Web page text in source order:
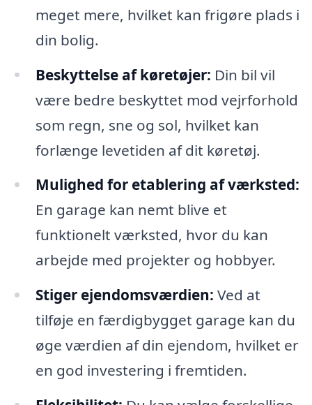
meget mere, hvilket kan frigøre plads i
din bolig.
Beskyttelse af køretøjer: Din bil vil
være bedre beskyttet mod vejrforhold
som regn, sne og sol, hvilket kan
forlænge levetiden af ​​dit køretøj.
Mulighed for etablering af værksted:
En garage kan nemt blive et
funktionelt værksted, hvor du kan
arbejde med projekter og hobbyer.
Stiger ejendomsværdien: Ved at
tilføje en færdigbygget garage kan du
øge værdien af din ejendom, hvilket er
en god investering i fremtiden.